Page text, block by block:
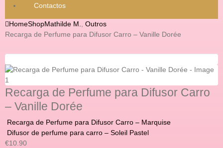
Contactos
HomeShopMathilde M.
Outros
Recarga de Perfume para Difusor Carro – Vanille Dorée
Recarga de Perfume para Difusor Carro
– Vanille Dorée
Recarga de Perfume para Difusor Carro – Marquise
Difusor de perfume para carro – Soleil Pastel
€10.90